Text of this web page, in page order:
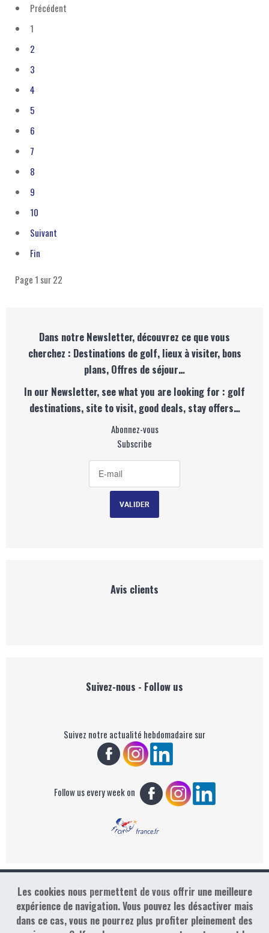
Précédent
1
2
3
4
5
6
7
8
9
10
Suivant
Fin
Page 1 sur 22
Dans notre Newsletter, découvrez ce que vous
cherchez : Destinations de golf, lieux à visiter, bons
plans, Offres de séjour…
In our Newsletter, see what you are looking for : golf
destinations, site to visit, good deals, stay offers…
Abonnez-vous
Subscribe
Avis clients
Suivez-nous - Follow us
Suivez notre actualité hebdomadaire sur
Follow us every week on
Copyright : Golf Rendez-vous
Les cookies nous permettent de vous offrir une meilleure
expérience de navigation. Vous pouvez les désactiver mais
dans ce cas, vous ne pourrez plus profiter pleinement des